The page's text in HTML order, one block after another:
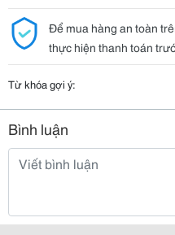
Để mua hàng an toàn
thực hiện thanh toán
Từ khóa gợi ý:
Bình luận